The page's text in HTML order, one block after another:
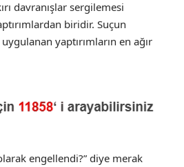
davranışlar sergilemesi
biridir. Suçun
yaptırımların en ağır
engellendi?” diye merak